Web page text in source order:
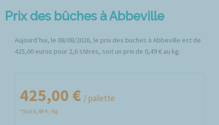
Prix des bûches à Abbeville
Aujourd’hui, le 08/08/2026, le prix des buches à Abbeville est de
425,00 euros pour 2,6 stères, soit un prix de 0,49 € au kg.
425,00 € / palette
*Soit 0,49 € / Kg